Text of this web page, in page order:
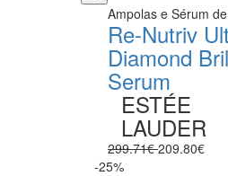
Ampolas e Sérum
Re-Nutriv Ult
Diamond
Serum
ESTÉE
LAUDER
299.71€209.80€
-25%